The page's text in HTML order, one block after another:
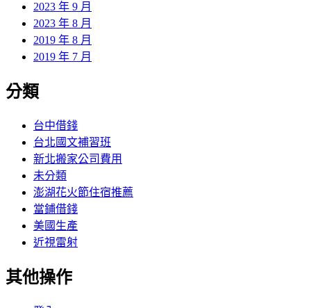
2023 年 9 月
2023 年 8 月
2019 年 8 月
2019 年 7 月
分類
台中借錢
台北國文補習班
新北搬家公司費用
未分類
澎湖花火節住宿推薦
當鋪借錢
美國生產
近視雷射
其他操作